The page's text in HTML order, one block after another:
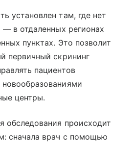
установлен там, где нет
— в отдаленных регионах
пунктах. Это позволит
первичный скрининг
пациентов
центры.
обследования происходит
сначала врач с помощью